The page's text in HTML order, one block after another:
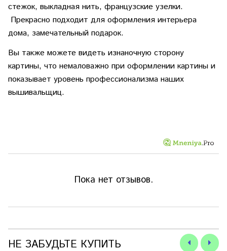
стежок, выкладная нить, французские узелки.
Прекрасно подходит для оформления интерьера
дома, замечательный подарок.
Вы также можете видеть изнаночную сторону
картины, что немаловажно при оформлении картины и
показывает уровень профессионализма наших
вышивальщиц.
Пока нет отзывов.
НЕ ЗАБУДЬТЕ КУПИТЬ